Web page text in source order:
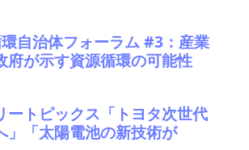
自治体フォーラム #3：産業
府が示す資源循環の可能性
ートピックス「トヨタ次世代
」「太陽電池の新技術が